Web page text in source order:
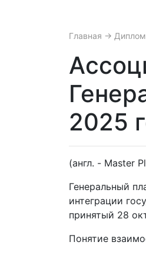
Главная →
2025
(англ. - Master
Генеральный
интеграции
принятый 28
Понятие